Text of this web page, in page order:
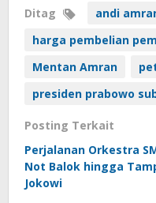
Ditag
andi
harga pembelian
Mentan Amran
presiden prabowo
Posting Terkait
Perjalanan Orkestra
Not Balok hingga
Jokowi